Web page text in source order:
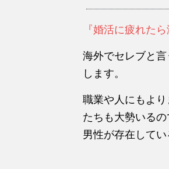
『婚活に疲れた
海外でセレブと
します。
職業や人にもよ
たちも大勢いる
男性が存在してい